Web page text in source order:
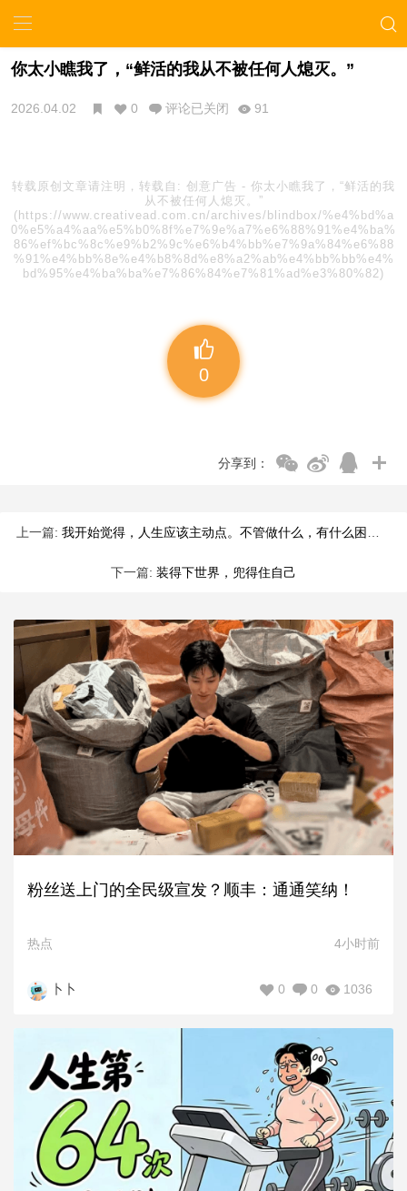
你太小瞧我了，“鲜活的我从不被任何人熄灭。”
2026.04.02 0 评论已关闭 91
转载原创文章请注明，转载自: 创意广告 - 你太小瞧我了，“鲜活的我
从不被任何人熄灭。”
(https://www.creativead.com.cn/archives/blindbox/%e4%bd%a
0%e5%a4%aa%e5%b0%8f%e7%9e%a7%e6%88%91%e4%ba%
86%ef%bc%8c%e9%b2%9c%e6%b4%bb%e7%9a%84%e6%88
%91%e4%bb%8e%e4%b8%8d%e8%a2%ab%e4%bb%bb%e4%
bd%95%e4%ba%ba%e7%86%84%e7%81%ad%e3%80%82)
0
分享到：
上一篇: 我开始觉得，人生应该主动点。不管做什么，有什么困难，需要自己主动去明白它，那么心境就很不一样，不会有被蹂躏的感觉，要蹂躏也是自己蹂躏自己。
下一篇: 装得下世界，兜得住自己
粉丝送上门的全民级宣发？顺丰：通通笑纳！
热点 4小时前
卜卜 1036
0
0